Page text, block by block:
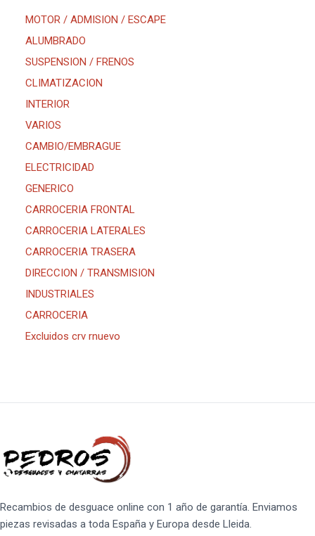
MOTOR / ADMISION / ESCAPE
ALUMBRADO
SUSPENSION / FRENOS
CLIMATIZACION
INTERIOR
VARIOS
CAMBIO/EMBRAGUE
ELECTRICIDAD
GENERICO
CARROCERIA FRONTAL
CARROCERIA LATERALES
CARROCERIA TRASERA
DIRECCION / TRANSMISION
INDUSTRIALES
CARROCERIA
Excluidos crv rnuevo
Recambios de desguace online con 1 año de garantía. Enviamos
piezas revisadas a toda España y Europa desde Lleida.